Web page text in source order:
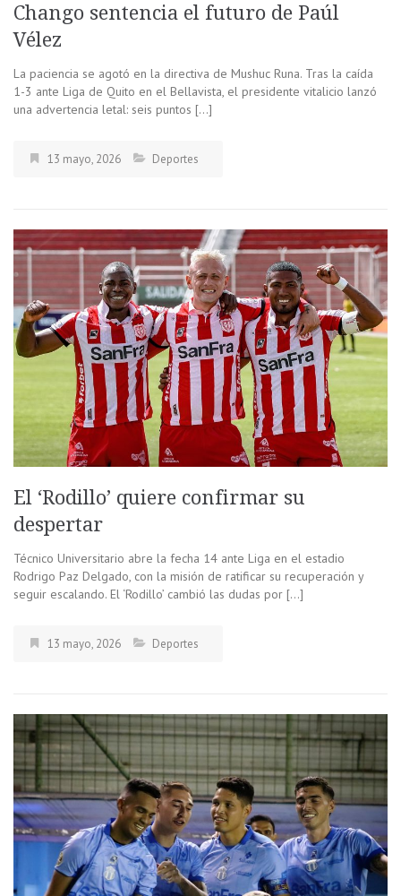
Chango sentencia el futuro de Paúl
Vélez
La paciencia se agotó en la directiva de Mushuc Runa. Tras la caída
1-3 ante Liga de Quito en el Bellavista, el presidente vitalicio lanzó
una advertencia letal: seis puntos […]
13 mayo, 2026 Deportes
El ‘Rodillo’ quiere confirmar su
despertar
Técnico Universitario abre la fecha 14 ante Liga en el estadio
Rodrigo Paz Delgado, con la misión de ratificar su recuperación y
seguir escalando. El ‘Rodillo’ cambió las dudas por […]
13 mayo, 2026 Deportes